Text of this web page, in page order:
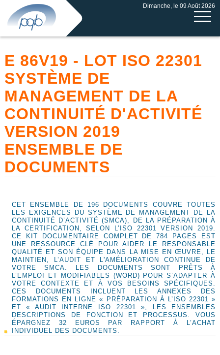
Dimanche, le 09 Août 2026
E 86V19 - LOT ISO 22301
SYSTÈME DE
MANAGEMENT DE LA
CONTINUITÉ D'ACTIVITÉ
VERSION 2019
ENSEMBLE DE
DOCUMENTS
CET ENSEMBLE DE 196 DOCUMENTS COUVRE TOUTES
LES EXIGENCES DU SYSTÈME DE MANAGEMENT DE LA
CONTINUITÉ D’ACTIVITÉ (SMCA), DE LA PRÉPARATION À
LA CERTIFICATION, SELON L’ISO 22301 VERSION 2019.
CE KIT DOCUMENTAIRE COMPLET DE 784 PAGES EST
UNE RESSOURCE CLÉ POUR AIDER LE RESPONSABLE
QUALITÉ ET SON ÉQUIPE DANS LA MISE EN ŒUVRE, LE
MAINTIEN, L’AUDIT ET L'AMÉLIORATION CONTINUE DE
VOTRE SMCA. LES DOCUMENTS SONT PRÊTS À
L’EMPLOI ET MODIFIABLES (WORD) POUR S’ADAPTER À
VOTRE CONTEXTE ET À VOS BESOINS SPÉCIFIQUES.
CES DOCUMENTS INCLUENT LES ANNEXES DES
FORMATIONS EN LIGNE « PRÉPARATION À L’ISO 22301 »
ET « AUDIT INTERNE ISO 22301 », LES ENSEMBLES
DESCRIPTIONS DE FONCTION ET PROCESSUS. VOUS
ÉPARGNEZ 32 EUROS PAR RAPPORT À L’ACHAT
INDIVIDUEL DES DOCUMENTS.